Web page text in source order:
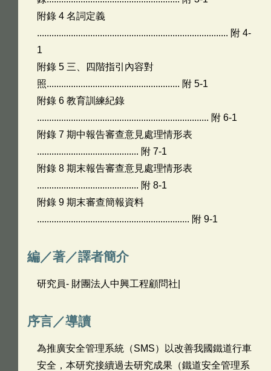
附錄 4 名詞定義
............................................................................... 附 4-
1
附錄 5 三、四階指引內容對
照....................................................... 附 5-1
附錄 6 教育訓練紀錄
....................................................................... 附 6-1
附錄 7 期中報告審查意見處理情形表
.......................................... 附 7-1
附錄 8 期末報告審查意見處理情形表
.......................................... 附 8-1
附錄 9 期末審查簡報資料
............................................................... 附 9-1
編／著／譯者簡介
研究員- 財團法人中興工程顧問社|
序言／導讀
為推廣安全管理系統（SMS）以改善我國鐵道行車
安全，本研究接續過去研究成果（鐵道安全管理系